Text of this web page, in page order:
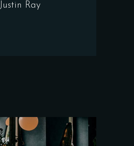
Justin Ray